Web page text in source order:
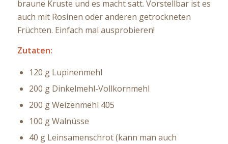
braune Kruste und es macht satt. Vorstellbar ist es
auch mit Rosinen oder anderen getrockneten
Früchten. Einfach mal ausprobieren!
Zutaten:
120 g Lupinenmehl
200 g Dinkelmehl-Vollkornmehl
200 g Weizenmehl 405
100 g Walnüsse
40 g Leinsamenschrot (kann man auch